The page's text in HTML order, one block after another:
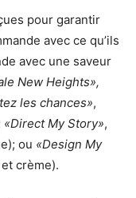
pour garantir
avec ce qu’ils
avec une saveur
New Heights»,
les chances»,
«Direct My Story»,
ou «Design My
crème).